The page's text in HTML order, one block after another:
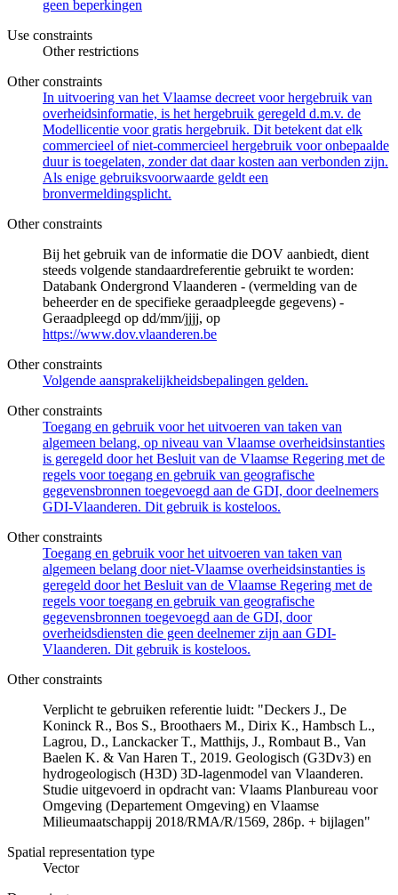
geen beperkingen
Use constraints
Other restrictions
Other constraints
In uitvoering van het Vlaamse decreet voor hergebruik van
overheidsinformatie, is het hergebruik geregeld d.m.v. de
Modellicentie voor gratis hergebruik. Dit betekent dat elk
commercieel of niet-commercieel hergebruik voor onbepaalde
duur is toegelaten, zonder dat daar kosten aan verbonden zijn.
Als enige gebruiksvoorwaarde geldt een
bronvermeldingsplicht.
Other constraints
Bij het gebruik van de informatie die DOV aanbiedt, dient
steeds volgende standaardreferentie gebruikt te worden:
Databank Ondergrond Vlaanderen - (vermelding van de
beheerder en de specifieke geraadpleegde gegevens) -
Geraadpleegd op dd/mm/jjjj, op
https://www.dov.vlaanderen.be
Other constraints
Volgende aansprakelijkheidsbepalingen gelden.
Other constraints
Toegang en gebruik voor het uitvoeren van taken van
algemeen belang, op niveau van Vlaamse overheidsinstanties
is geregeld door het Besluit van de Vlaamse Regering met de
regels voor toegang en gebruik van geografische
gegevensbronnen toegevoegd aan de GDI, door deelnemers
GDI-Vlaanderen. Dit gebruik is kosteloos.
Other constraints
Toegang en gebruik voor het uitvoeren van taken van
algemeen belang door niet-Vlaamse overheidsinstanties is
geregeld door het Besluit van de Vlaamse Regering met de
regels voor toegang en gebruik van geografische
gegevensbronnen toegevoegd aan de GDI, door
overheidsdiensten die geen deelnemer zijn aan GDI-
Vlaanderen. Dit gebruik is kosteloos.
Other constraints
Verplicht te gebruiken referentie luidt: "Deckers J., De
Koninck R., Bos S., Broothaers M., Dirix K., Hambsch L.,
Lagrou, D., Lanckacker T., Matthijs, J., Rombaut B., Van
Baelen K. & Van Haren T., 2019. Geologisch (G3Dv3) en
hydrogeologisch (H3D) 3D-lagenmodel van Vlaanderen.
Studie uitgevoerd in opdracht van: Vlaams Planbureau voor
Omgeving (Departement Omgeving) en Vlaamse
Milieumaatschappij 2018/RMA/R/1569, 286p. + bijlagen"
Spatial representation type
Vector